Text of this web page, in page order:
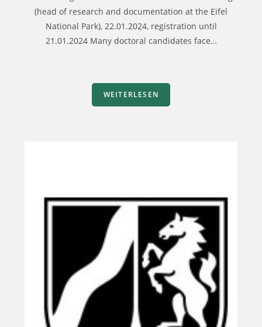
(head of research and documentation at the Eifel
National Park), 22.01.2024, registration until
21.01.2024 Many doctoral candidates face…
WEITERLESEN